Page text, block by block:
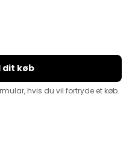
dit køb
hvis du vil fortryde et køb.